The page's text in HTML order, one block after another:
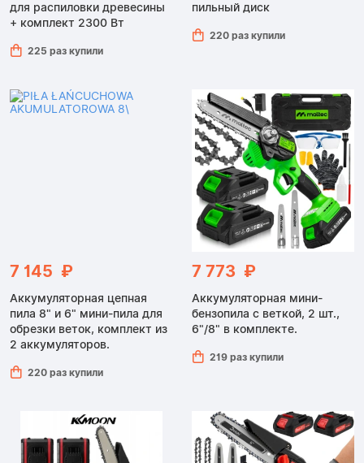
для распиловки древесины
+ комплект 2300 Вт
225 раз купили
пильный диск
220 раз купили
7 145 ₽
Аккумуляторная цепная
пила 8" и 6" мини-пила для
обрезки веток, комплект из
2 аккумуляторов.
220 раз купили
7 773 ₽
Аккумуляторная мини-
бензопила с веткой, 2 шт.,
6"/8" в комплекте.
219 раз купили